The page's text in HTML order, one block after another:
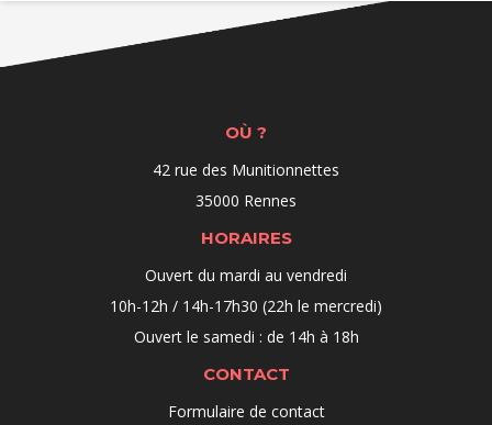
OÙ ?
42 rue des Munitionnettes
35000 Rennes
HORAIRES
Ouvert du mardi au vendredi
10h-12h / 14h-17h30 (22h le mercredi)
Ouvert le samedi : de 14h à 18h
CONTACT
Formulaire de contact